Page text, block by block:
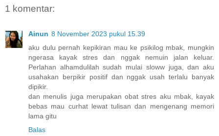
1 komentar:
Ainun 8 November 2023 pukul 15.39
aku dulu pernah kepikiran mau ke psikilog mbak, mungkin
ngerasa kayak stres dan nggak nemuin jalan keluar.
Perlahan alhamdulilah sudah mulai sloww juga, dan aku
usahakan berpikir positif dan nggak usah terlalu banyak
dipikir.
dan menulis juga merupakan obat stres aku mbak, kayak
bebas mau curhat lewat tulisan dan mengenang memori
lama gitu
Balas